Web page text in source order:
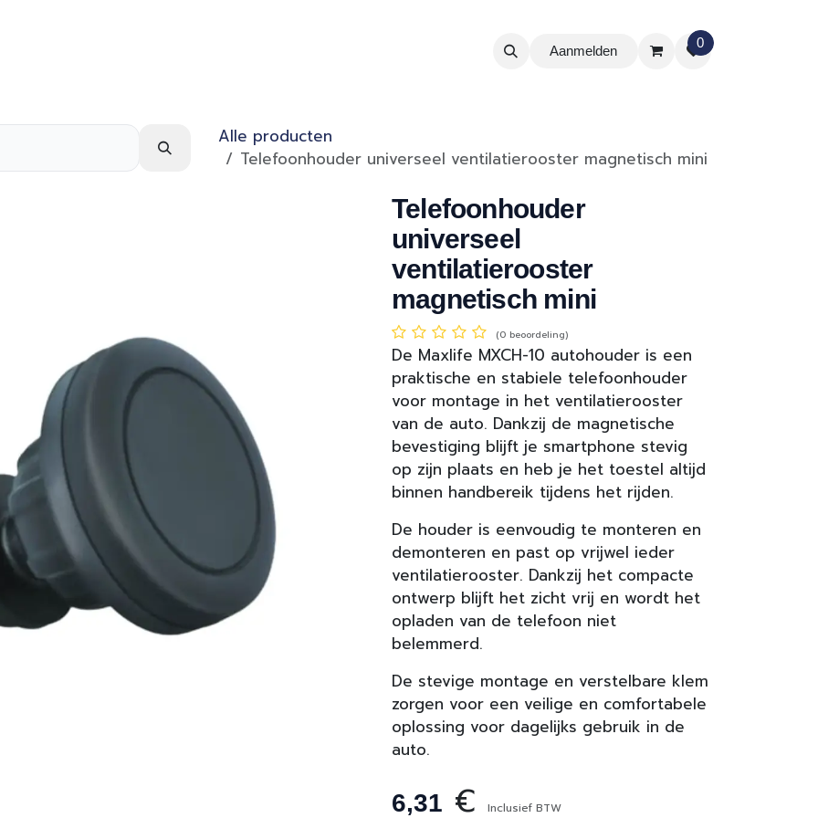
Aanmelden
0
Alle producten
Telefoonhouder universeel ventilatierooster magnetisch mini
Telefoonhouder
universeel
ventilatierooster
magnetisch mini
(0 beoordeling)
De Maxlife MXCH-10 autohouder is een
praktische en stabiele telefoonhouder
voor montage in het ventilatierooster
van de auto. Dankzij de magnetische
bevestiging blijft je smartphone stevig
op zijn plaats en heb je het toestel altijd
binnen handbereik tijdens het rijden.
De houder is eenvoudig te monteren en
demonteren en past op vrijwel ieder
ventilatierooster. Dankzij het compacte
ontwerp blijft het zicht vrij en wordt het
opladen van de telefoon niet
belemmerd.
De stevige montage en verstelbare klem
zorgen voor een veilige en comfortabele
oplossing voor dagelijks gebruik in de
auto.
6,31 € Inclusief BTW